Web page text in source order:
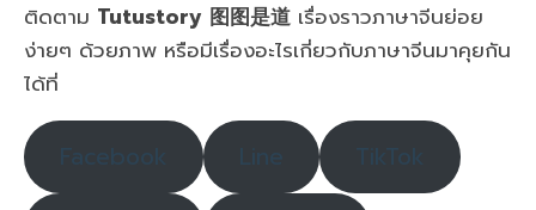
ติดตาม Tutustory 图图是道 เรื่องราวภาษาจีนย่อย
ง่ายๆ ด้วยภาพ หรือมีเรื่องอะไรเกี่ยวกับภาษาจีนมาคุยกัน
ได้ที่
Facebook Line TikTok